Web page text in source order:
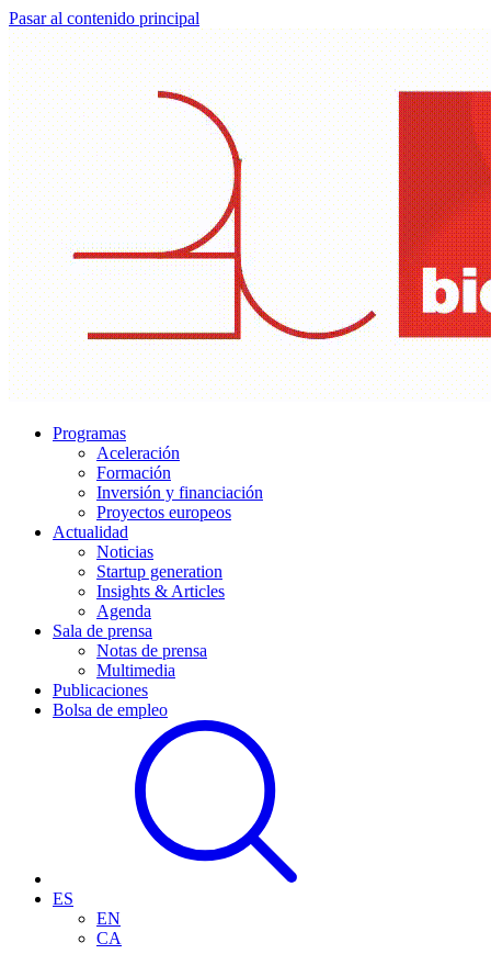
Pasar al contenido principal
Programas
Aceleración
Formación
Inversión y financiación
Proyectos europeos
Actualidad
Noticias
Startup generation
Insights & Articles
Agenda
Sala de prensa
Notas de prensa
Multimedia
Publicaciones
Bolsa de empleo
ES
EN
CA